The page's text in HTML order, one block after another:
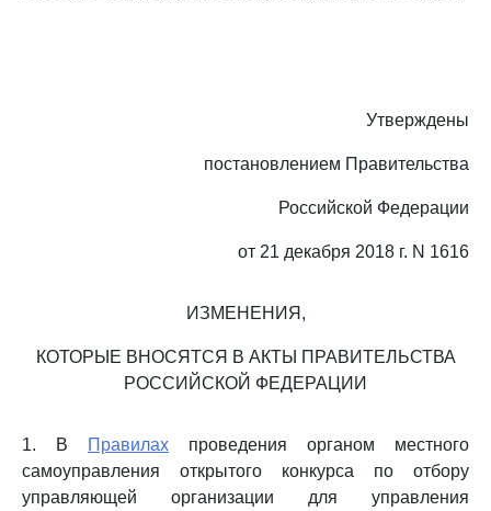
Утверждены
постановлением Правительства
Российской Федерации
от 21 декабря 2018 г. N 1616
ИЗМЕНЕНИЯ,
КОТОРЫЕ ВНОСЯТСЯ В АКТЫ ПРАВИТЕЛЬСТВА
РОССИЙСКОЙ ФЕДЕРАЦИИ
1. В Правилах проведения органом местного
самоуправления открытого конкурса по отбору
управляющей организации для управления